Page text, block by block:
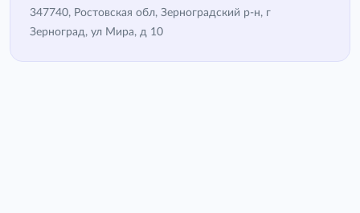
347740, Ростовская обл, Зерноградский р-н, г
Зерноград, ул Мира, д 10